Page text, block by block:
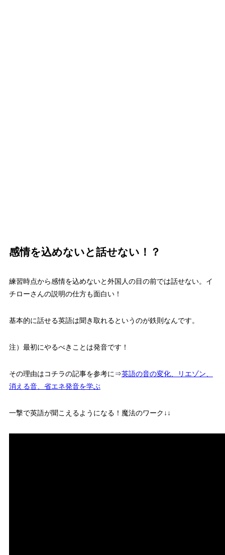
感情を込めないと話せない！？
練習時点から感情を込めないと外国人の目の前では話せない。イ
チローさんの説明の仕方も面白い！
基本的に話せる英語は聞き取れるというのが鉄則 なんです。
注） 最初にやるべきことは発音です！
その理由はコチラの記事を参考に⇒英語の音の変化、リエゾン、
消える音、省エネ発音を学ぶ
一撃で英語が聞こえるようになる！魔法のワーク↓↓